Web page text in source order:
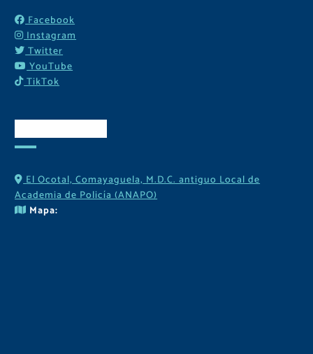
Facebook
Instagram
Twitter
YouTube
TikTok
El Ocotal, Comayaguela, M.D.C. antiguo Local de
Academia de Policía (ANAPO)
Mapa: